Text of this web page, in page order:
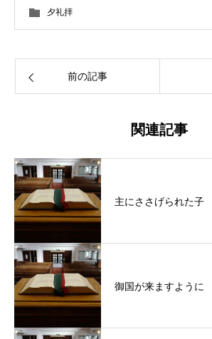
夕礼拝
前の記事
関連記事
主にささげられた子
御国が来ますように